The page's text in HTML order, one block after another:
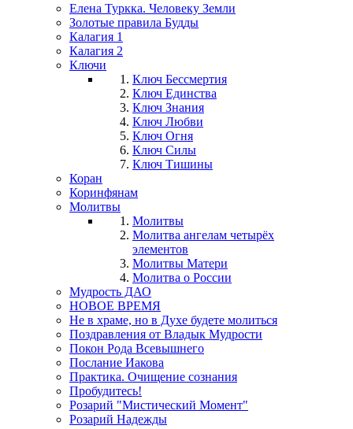
Елена Туркка. Человеку Земли
Золотые правила Будды
Калагия 1
Калагия 2
Ключи
Ключ Бессмертия
Ключ Единства
Ключ Знания
Ключ Любви
Ключ Огня
Ключ Силы
Ключ Тишины
Коран
Коринфянам
Молитвы
Молитвы
Молитва ангелам четырёх
элементов
Молитвы Матери
Молитва о России
Мудрость ДАО
НОВОЕ ВРЕМЯ
Не в храме, но в Духе будете молиться
Поздравления от Владык Мудрости
Покон Рода Всевышнего
Послание Иакова
Практика. Очищение сознания
Пробудитесь!
Розарий "Мистический Момент"
Розарий Надежды